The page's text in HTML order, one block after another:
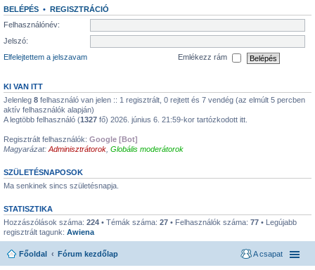
BELÉPÉS • REGISZTRÁCIÓ
Felhasználónév:
Jelszó:
Elfelejtettem a jelszavam
Emlékezz rám
KI VAN ITT
Jelenleg 8 felhasználó van jelen :: 1 regisztrált, 0 rejtett és 7 vendég (az elmúlt 5 percben
aktív felhasználók alapján)
A legtöbb felhasználó (1327 fő) 2026. június 6. 21:59-kor tartózkodott itt.
Regisztrált felhasználók: Google [Bot]
Magyarázat: Adminisztrátorok Globális moderátorok
SZÜLETÉSNAPOSOK
Ma senkinek sincs születésnapja.
STATISZTIKA
Hozzászólások száma: 224 • Témák száma: 27 • Felhasználók száma: 77 • Legújabb
regisztrált tagunk: Awiena
Főoldal Fórum kezdőlap A csapat